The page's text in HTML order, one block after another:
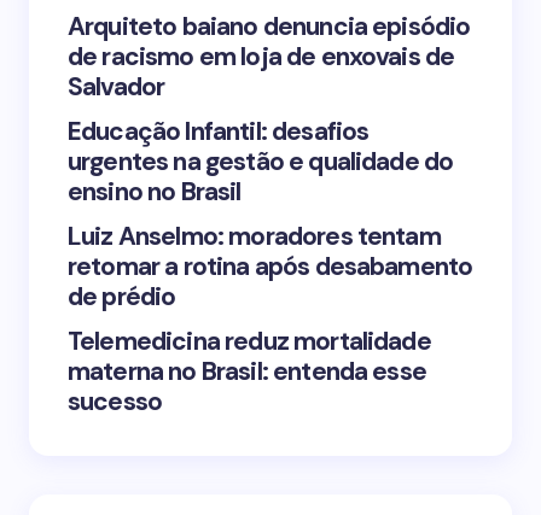
Save my name and email in this browser for the
Submit Comment
Arquiteto baiano denuncia episódio
de racismo em loja de enxovais de
Salvador
Educação Infantil: desafios
urgentes na gestão e qualidade do
ensino no Brasil
Luiz Anselmo: moradores tentam
retomar a rotina após desabamento
de prédio
Telemedicina reduz mortalidade
materna no Brasil: entenda esse
sucesso